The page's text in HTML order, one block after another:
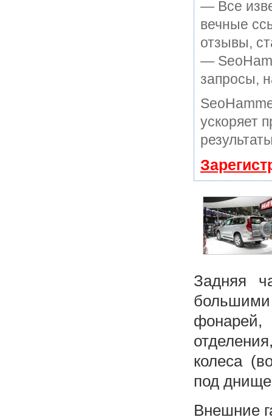
— Все
вечные
отзывы,
—
запросы,
ускоряет
Задняя
фонарей,
колеса
под
Внешние